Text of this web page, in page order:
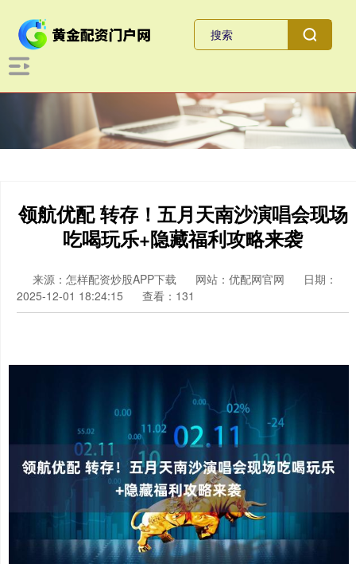
领航优配 转存！五月天南沙演唱会现场
吃喝玩乐+隐藏福利攻略来袭
来源：怎样配资炒股APP下载 网站：优配网官网
日期：
2025-12-01 18:24:15
查看：131